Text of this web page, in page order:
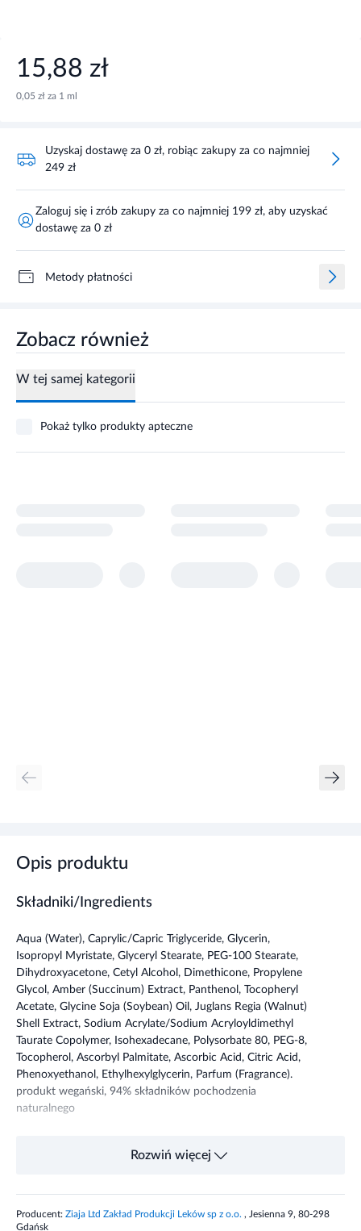
15,88 zł
0,05 zł za 1 ml
Uzyskaj dostawę za 0 zł, robiąc zakupy za co najmniej
249 zł
Zaloguj się i zrób zakupy za co najmniej 199 zł, aby uzyskać
dostawę za 0 zł
Metody płatności
Zobacz również
W tej samej kategorii
Pokaż tylko produkty apteczne
Opis produktu
Składniki/Ingredients
Aqua (Water), Caprylic/Capric Triglyceride, Glycerin,
Isopropyl Myristate, Glyceryl Stearate, PEG-100 Stearate,
Dihydroxyacetone, Cetyl Alcohol, Dimethicone, Propylene
Glycol, Amber (Succinum) Extract, Panthenol, Tocopheryl
Acetate, Glycine Soja (Soybean) Oil, Juglans Regia (Walnut)
Shell Extract, Sodium Acrylate/Sodium Acryloyldimethyl
Taurate Copolymer, Isohexadecane, Polysorbate 80, PEG-8,
Tocopherol, Ascorbyl Palmitate, Ascorbic Acid, Citric Acid,
Phenoxyethanol, Ethylhexylglycerin, Parfum (Fragrance).
produkt wegański, 94% składników pochodzenia
naturalnego
Rozwiń więcej
Producent: Ziaja Ltd Zakład Produkcji Leków sp z o.o. , Jesienna 9, 80-298
Gdańsk